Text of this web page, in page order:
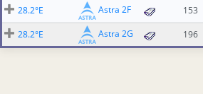
28.2°E
Astra 2F 153
28.2°E
Astra 2G 196